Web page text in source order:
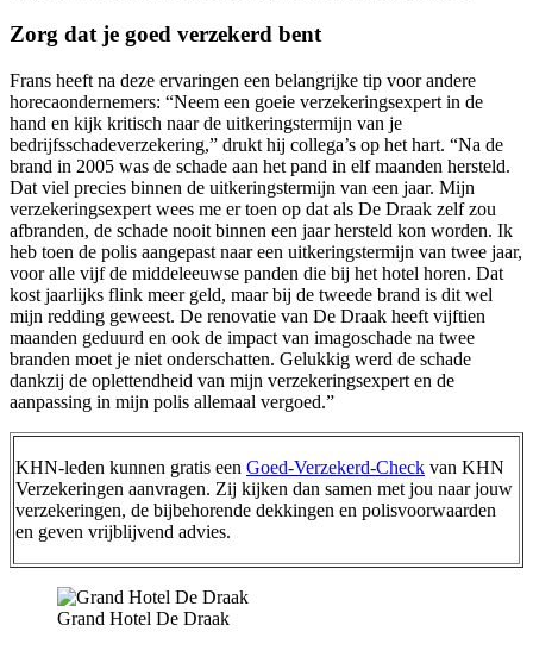
Zorg dat je goed verzekerd bent
Frans heeft na deze ervaringen een belangrijke tip voor andere
horecaondernemers: “Neem een goeie verzekeringsexpert in de
hand en kijk kritisch naar de uitkeringstermijn van je
bedrijfsschadeverzekering,” drukt hij collega’s op het hart. “Na de
brand in 2005 was de schade aan het pand in elf maanden hersteld.
Dat viel precies binnen de uitkeringstermijn van een jaar. Mijn
verzekeringsexpert wees me er toen op dat als De Draak zelf zou
afbranden, de schade nooit binnen een jaar hersteld kon worden. Ik
heb toen de polis aangepast naar een uitkeringstermijn van twee jaar,
voor alle vijf de middeleeuwse panden die bij het hotel horen. Dat
kost jaarlijks flink meer geld, maar bij de tweede brand is dit wel
mijn redding geweest. De renovatie van De Draak heeft vijftien
maanden geduurd en ook de impact van imagoschade na twee
branden moet je niet onderschatten. Gelukkig werd de schade
dankzij de oplettendheid van mijn verzekeringsexpert en de
aanpassing in mijn polis allemaal vergoed.”
KHN-leden kunnen gratis een Goed-Verzekerd-Check van KHN
Verzekeringen aanvragen. Zij kijken dan samen met jou naar jouw
verzekeringen, de bijbehorende dekkingen en polisvoorwaarden
en geven vrijblijvend advies.
Grand Hotel De Draak